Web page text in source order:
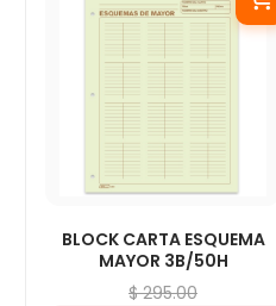
BLOCK CARTA ESQUEMA
MAYOR 3B/50H
$ 295.00